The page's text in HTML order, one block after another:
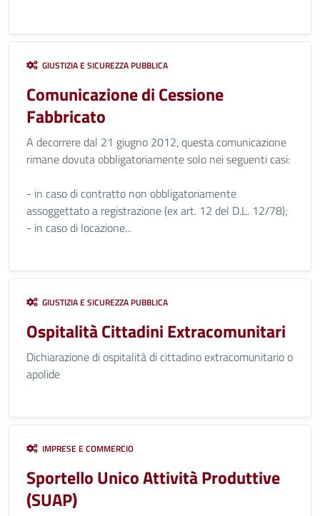
GIUSTIZIA E SICUREZZA PUBBLICA
Comunicazione di Cessione
Fabbricato
A decorrere dal 21 giugno 2012, questa comunicazione
rimane dovuta obbligatoriamente solo nei seguenti casi:
- in caso di contratto non obbligatoriamente
assoggettato a registrazione (ex art. 12 del D.L. 12/78);
- in caso di locazione...
GIUSTIZIA E SICUREZZA PUBBLICA
Ospitalità Cittadini Extracomunitari
Dichiarazione di ospitalità di cittadino extracomunitario o
apolide
IMPRESE E COMMERCIO
Sportello Unico Attività Produttive
(SUAP)